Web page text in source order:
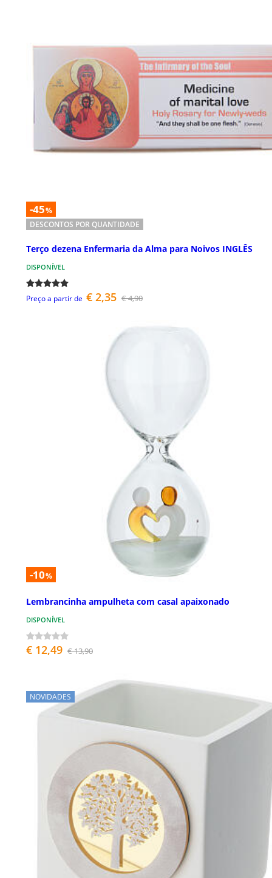
-45%
DESCONTOS POR QUANTIDADE
Terço dezena Enfermaria da Alma para Noivos INGLÊS
DISPONÍVEL
Preço a partir de € 2,35 € 4,90
-10%
Lembrancinha ampulheta com casal apaixonado
DISPONÍVEL
€ 12,49 € 13,90
NOVIDADES